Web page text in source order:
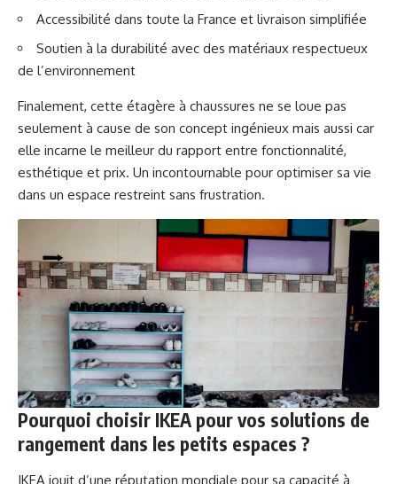
Accessibilité dans toute la France et livraison simplifiée
Soutien à la durabilité avec des matériaux respectueux
de l’environnement
Finalement, cette étagère à chaussures ne se loue pas
seulement à cause de son concept ingénieux mais aussi car
elle incarne le meilleur du rapport entre fonctionnalité,
esthétique et prix. Un incontournable pour optimiser sa vie
dans un espace restreint sans frustration.
Pourquoi choisir IKEA pour vos solutions de
rangement dans les petits espaces ?
IKEA jouit d’une réputation mondiale pour sa capacité à